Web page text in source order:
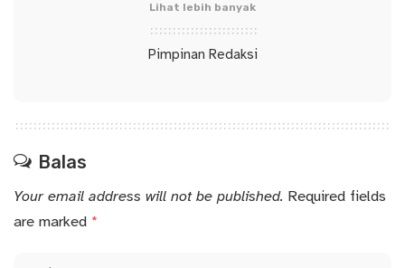
Lihat lebih banyak
Pimpinan Redaksi
Balas
Your email address will not be published. Required fields
are marked *